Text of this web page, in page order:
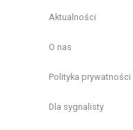
Aktualności
O nas
Polityka prywatności
Dla sygnalisty